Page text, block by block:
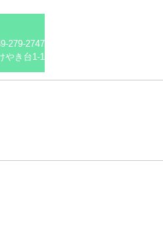
279-2747
やき台1-1